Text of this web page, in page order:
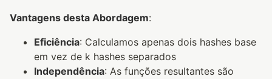
Vantagens desta Abordagem:
Eficiência: Calculamos apenas dois hashes base
em vez de k hashes separados
Independência: As funções resultantes são